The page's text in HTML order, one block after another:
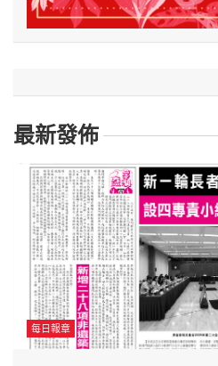
最新發佈
每日報章